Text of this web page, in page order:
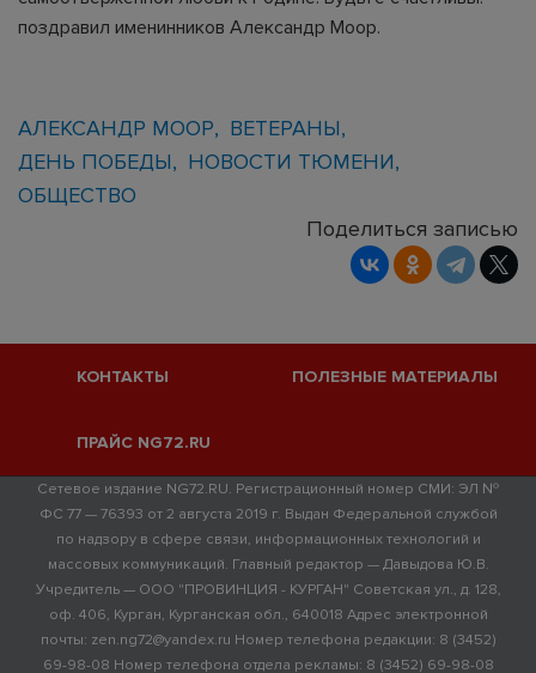
поздравил именинников Александр Моор.
АЛЕКСАНДР МООР
ВЕТЕРАНЫ
ДЕНЬ ПОБЕДЫ
НОВОСТИ ТЮМЕНИ
ОБЩЕСТВО
Поделиться записью
КОНТАКТЫ ПОЛЕЗНЫЕ МАТЕРИАЛЫ
ПРАЙС NG72.RU
Сетевое издание NG72.RU. Регистрационный номер СМИ: ЭЛ №
ФС 77 — 76393 от 2 августа 2019 г. Выдан Федеральной службой
по надзору в сфере связи, информационных технологий и
массовых коммуникаций. Главный редактор — Давыдова Ю.В.
Учредитель — ООО "ПРОВИНЦИЯ - КУРГАН" Советская ул., д. 128,
оф. 406, Курган, Курганская обл., 640018 Адрес электронной
почты: zen.ng72@yandex.ru Номер телефона редакции: 8 (3452)
69-98-08 Номер телефона отдела рекламы: 8 (3452) 69-98-08